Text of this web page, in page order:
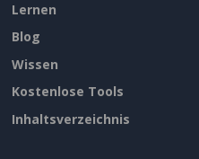
Lernen
Blog
Wissen
Kostenlose Tools
Inhaltsverzeichnis